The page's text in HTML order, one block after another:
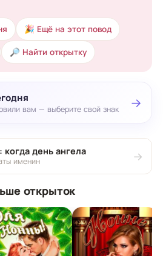
🎉 Ещё на этот повод
🔎 Найти открытку
вам — выберите свой знак →
день ангела
именин →
открыток